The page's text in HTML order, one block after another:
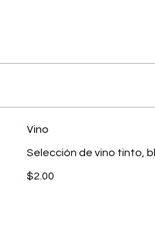
Vino
Selección de vino tinto,
$2.00